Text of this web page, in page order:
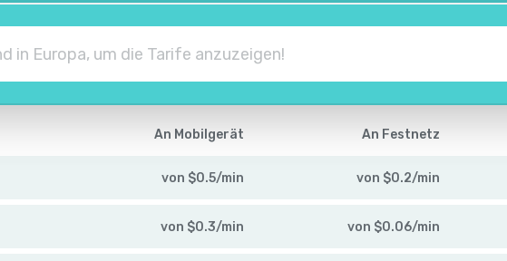
An Mobilgerät An Festnetz
von $0.5/min von $0.2/min
von $0.3/min von $0.06/min